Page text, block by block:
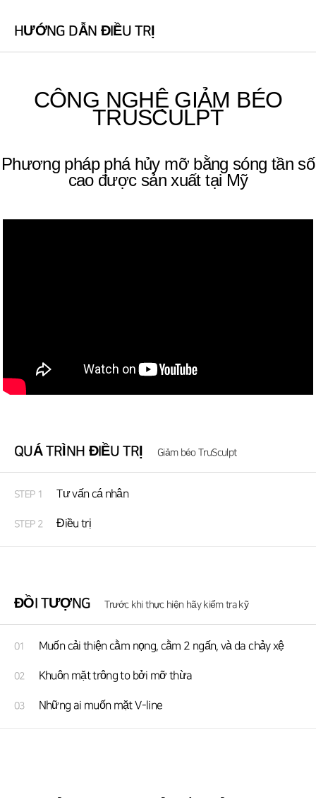
HƯỚNG DẪN ĐIỀU TRỊ
CÔNG NGHỆ GIẢM BÉO
TRUSCULPT
Phương pháp phá hủy mỡ bằng sóng tần số
cao được sản xuất tại Mỹ
QUÁ TRÌNH ĐIỀU TRỊ Giảm béo TruSculpt
STEP 1 Tư vấn cá nhân
STEP 2 Điều trị
ĐỒI TƯỢNG Trước khi thực hiện hãy kiểm tra kỹ
01 Muốn cải thiện cằm nọng, cằm 2 ngấn, và da chảy xệ
02 Khuôn mặt trông to bởi mỡ thừa
03 Những ai muốn mặt V-line